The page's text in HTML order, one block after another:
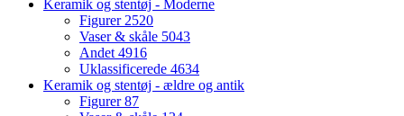
Keramik og stentøj - Moderne
Figurer2520
Vaser & skåle 5043
Andet4916
Uklassificerede 4634
Keramik og stentøj - ældre og antik
Figurer87